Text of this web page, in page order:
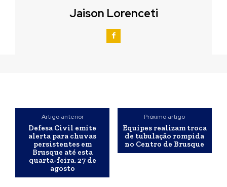
Jaison Lorenceti
Artigo anterior
Defesa Civil emite
alerta para chuvas
persistentes em
Brusque até esta
quarta-feira, 27 de
agosto
Próximo artigo
Equipes realizam troca
de tubulação rompida
no Centro de Brusque